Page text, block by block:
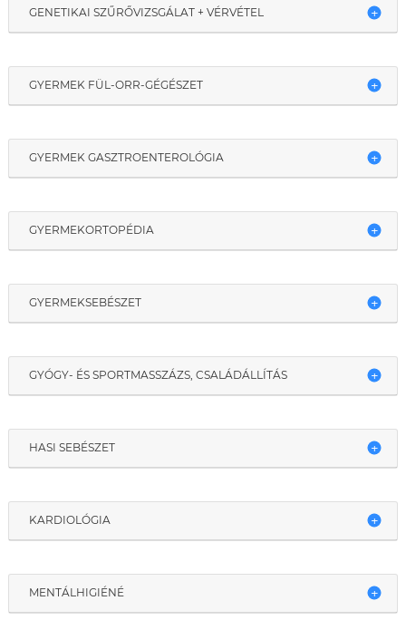
GENETIKAI SZŰRŐVIZSGÁLAT + VÉRVÉTEL
GYERMEK FÜL-ORR-GÉGÉSZET
GYERMEK GASZTROENTEROLÓGIA
GYERMEKORTOPÉDIA
GYERMEKSEBÉSZET
GYÓGY- ÉS SPORTMASSZÁZS, CSALÁDÁLLÍTÁS
HASI SEBÉSZET
KARDIOLÓGIA
MENTÁLHIGIÉNÉ